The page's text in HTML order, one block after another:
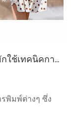
ผ้าพิมพ์รูปทรงเกิดขึ้นได้อย่างไร และมักใช้เทคนิคการพิมพ์แบบใด?
พิมพ์ต่างๆ ซึ่ง